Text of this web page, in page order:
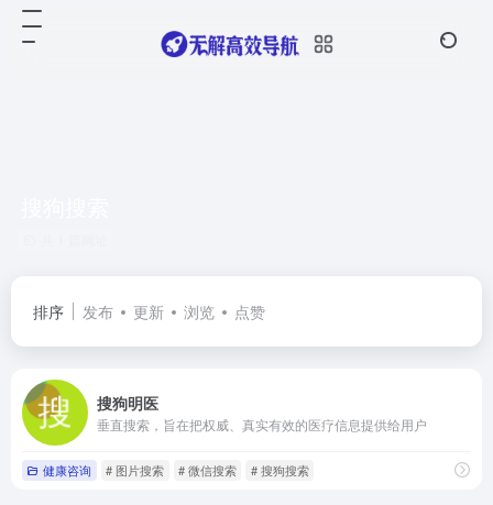
排序 发布 更新 浏览 点赞
搜狗明医
垂直搜索，旨在把权威、真实有效的医疗信息提供给用户
健康咨询 # 图片搜索 # 微信搜索 # 搜狗搜索